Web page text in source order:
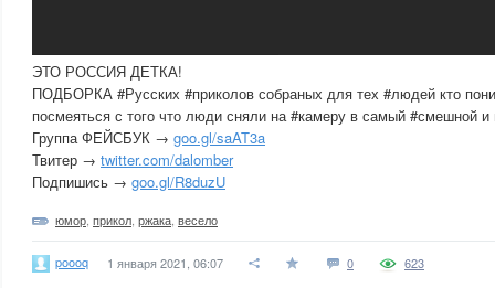
ЭТО РОССИЯ ДЕТКА!
ПОДБОРКА #Русских #приколов собраных для тех #людей кто
посмеяться с того что люди сняли на #камеру в самый #смешной
Группа ФЕЙСБУК → goo.gl/saAT3a
Твитер → twitter.com/dalomber
Подпишись → goo.gl/R8duzU
юмор прикол ржака весело
poooq 1 января 2021, 06:07 0 623